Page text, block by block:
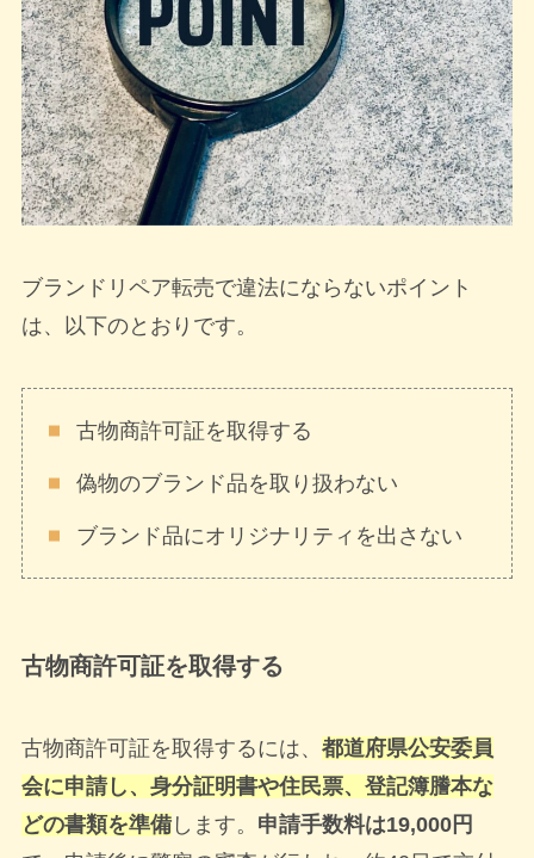
ブランドリペア転売で違法にならないポイント
は、以下のとおりです。
古物商許可証を取得する
偽物のブランド品を取り扱わない
ブランド品にオリジナリティを出さない
古物商許可証を取得する
古物商許可証を取得するには、 都道府県公安委員
会に申請し、身分証明書や住民票、登記簿謄本な
どの書類を準備します。 申請手数料は19,000円